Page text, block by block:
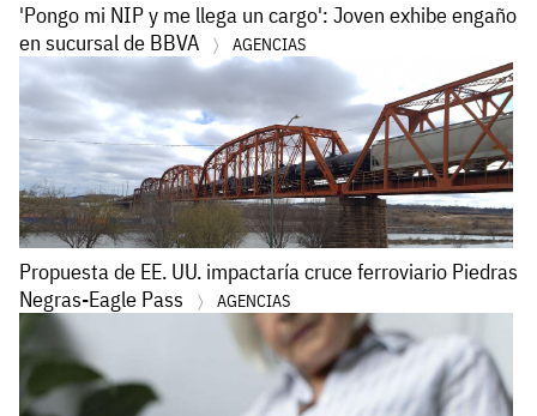
'Pongo mi NIP y me llega un cargo': Joven exhibe engaño
en sucursal de BBVA
AGENCIAS
Propuesta de EE. UU. impactaría cruce ferroviario Piedras
Negras-Eagle Pass
AGENCIAS